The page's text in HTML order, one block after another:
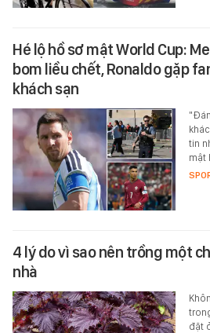
Hé lộ hồ sơ mật World Cup:
bom liều chết, Ronaldo gặp
khách sạn
tin
mật
4 lý do vì sao nên trồng một
nhà
đặt